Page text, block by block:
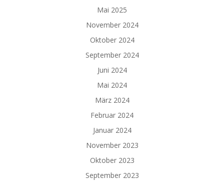
Mai 2025
November 2024
Oktober 2024
September 2024
Juni 2024
Mai 2024
März 2024
Februar 2024
Januar 2024
November 2023
Oktober 2023
September 2023